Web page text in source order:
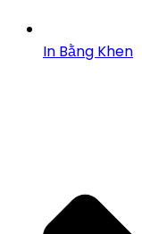
In Bằng Khen